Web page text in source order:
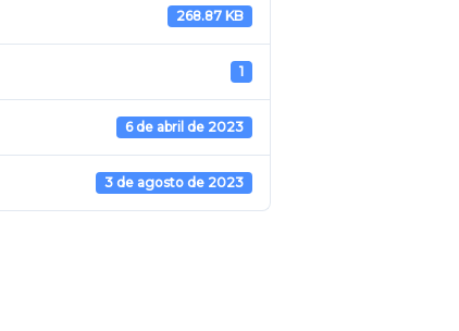
268.87 KB
1
6 de abril de 2023
3 de agosto de 2023